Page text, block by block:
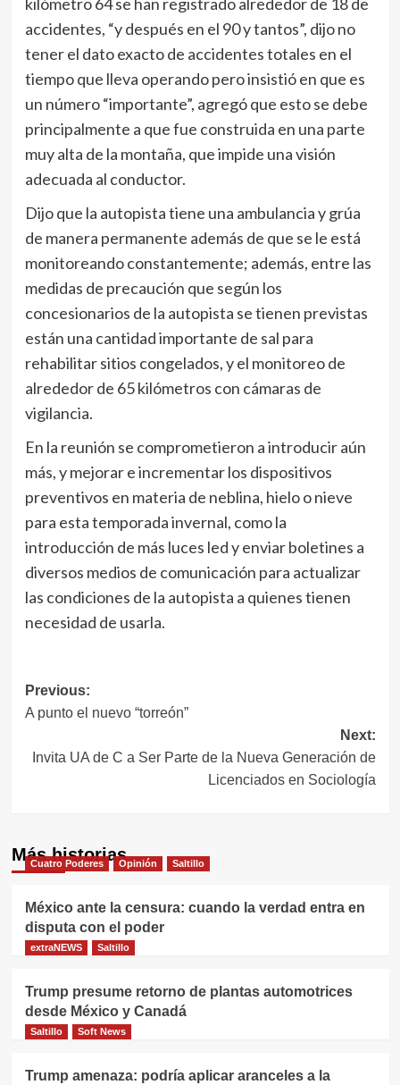
accidentes, “y después en el 90 y tantos”, dijo no
tener el dato exacto de accidentes totales en el
tiempo que lleva operando pero insistió en que es
un número “importante”, agregó que esto se debe
principalmente a que fue construida en una parte
muy alta de la montaña, que impide una visión
adecuada al conductor.
Dijo que la autopista tiene una ambulancia y grúa
de manera permanente además de que se le está
monitoreando constantemente; además, entre las
medidas de precaución que según los
concesionarios de la autopista se tienen previstas
están una cantidad importante de sal para
rehabilitar sitios congelados, y el monitoreo de
alrededor de 65 kilómetros con cámaras de
vigilancia.
En la reunión se comprometieron a introducir aún
más, y mejorar e incrementar los dispositivos
preventivos en materia de neblina, hielo o nieve
para esta temporada invernal, como la
introducción de más luces led y enviar boletines a
diversos medios de comunicación para actualizar
las condiciones de la autopista a quienes tienen
necesidad de usarla.
Navegación
de
entradas
Previous:
A punto el nuevo “torreón”
Next:
Invita UA de C a Ser Parte de la Nueva Generación de
Licenciados en Sociología
Más historias
Cuatro Poderes Opinión Saltillo
México ante la censura: cuando la verdad entra en
disputa con el poder
extraNEWS Saltillo
Trump presume retorno de plantas automotrices
desde México y Canadá
Saltillo Soft News
Trump amenaza: podría aplicar aranceles a la